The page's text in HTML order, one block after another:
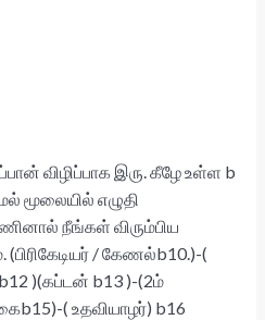
விழிப்பாக இரு. கீழே உள்ள b
மூலையில் எழுதி
நீங்கள் விரும்பிய
/ கேணல்b10.)-(
)(கப்டன் b13 )-(2ம்
( உதவியாழர்) b16